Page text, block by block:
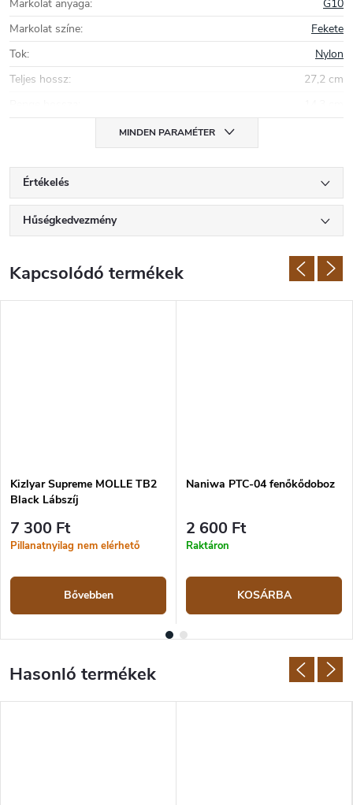
kevésbé gyakori más acélokból, pl. 440C, Niolox, Sleipner, Lohmann
PGK, N690. A markolaton főként kompozit anyagok, G10, Kraton,
Micarta, és az Outdoor széria egyes modelljeinél kaukázusi diófát
használnak.
Markolat anyaga:
G10
Markolat színe:
Fekete
Tok:
Nylon
Teljes hossz:
27,2 cm
MINDEN PARAMÉTER
Értékelés
Hűségkedvezmény
Kapcsolódó termékek
Kizlyar Supreme MOLLE TB2
Black Lábszíj
7 300 Ft
Pillanatnyilag nem elérhető
Bővebben
Naniwa PTC-04 fenőkődoboz
2 600 Ft
Raktáron
KOSÁRBA